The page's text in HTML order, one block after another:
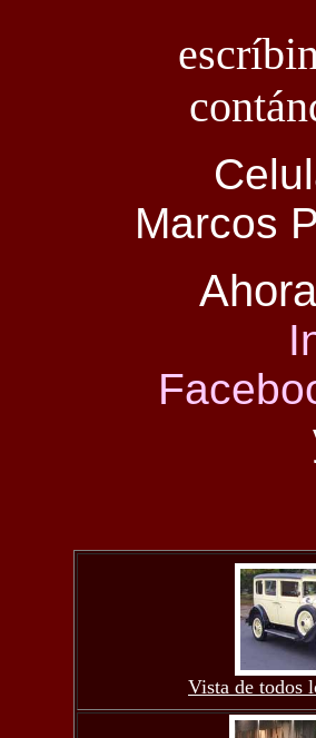
Marcos
Vista de todos